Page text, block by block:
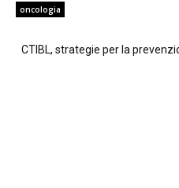
oncologia
CTIBL, strategie per la